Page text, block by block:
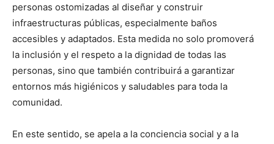
personas ostomizadas al diseñar y construir
infraestructuras públicas, especialmente baños
accesibles y adaptados. Esta medida no solo promoverá
la inclusión y el respeto a la dignidad de todas las
personas, sino que también contribuirá a garantizar
entornos más higiénicos y saludables para toda la
comunidad.
En este sentido, se apela a la conciencia social y a la